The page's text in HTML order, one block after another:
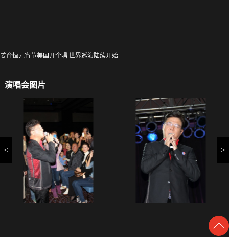
在洛杉矶圆满落幕。演出当天，正值中国传统元宵佳节，一首《驿动
的心》引得华人观众的思乡之情油然而生，“万人伴唱”声曲曲不断，
姜育恒元宵节美国开个唱 世界巡演陆续开始
演唱会图片
< >